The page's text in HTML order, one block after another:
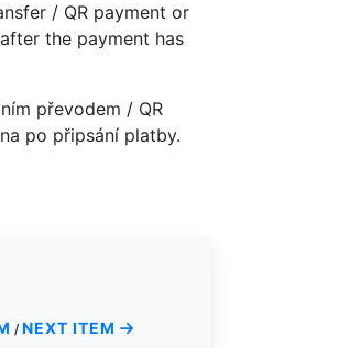
/ QR payment or
the payment has
převodem / QR
po připsání platby.
/ NEXT ITEM